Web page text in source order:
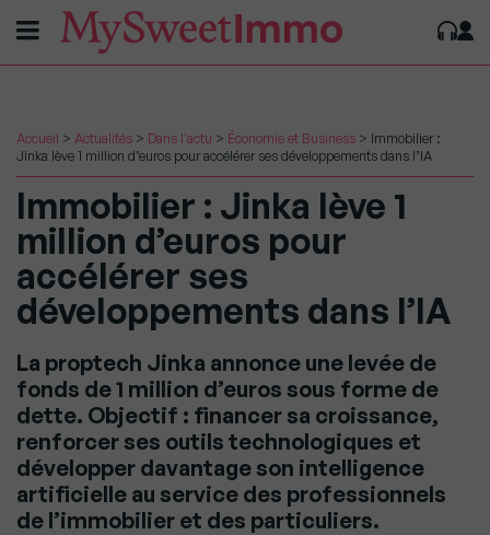
Accueil > Actualités > Dans l'actu > Économie et Business > Immobilier :
Jinka lève 1 million d’euros pour accélérer ses développements dans l’IA
Immobilier : Jinka lève 1
million d’euros pour
accélérer ses
développements dans l’IA
La proptech Jinka annonce une levée de
fonds de 1 million d’euros sous forme de
dette. Objectif : financer sa croissance,
renforcer ses outils technologiques et
développer davantage son intelligence
artificielle au service des professionnels
de l’immobilier et des particuliers.